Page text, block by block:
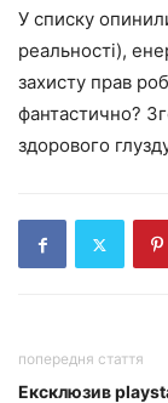
У списку
реальності),
захисту прав
фантастично?
здорового
попередня стаття
Ексклюзив